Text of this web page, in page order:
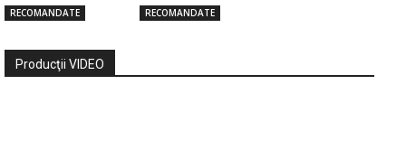
RECOMANDATE RECOMANDATE
Producţii VIDEO